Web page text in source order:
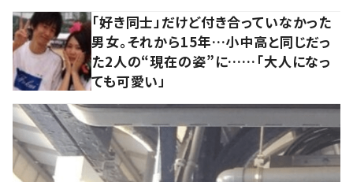
「好き同士」だけど付き合っていなかった
男女。それから15年…小中高と同じだっ
た2人の“現在の姿”に……「大人になっ
ても可愛い」